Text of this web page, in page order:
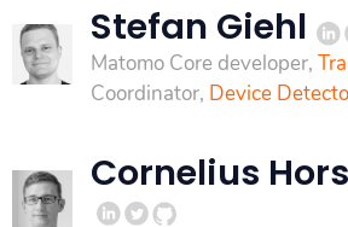
Stefan Giehl
Matomo Core developer,
Coordinator, Device
Cornelius